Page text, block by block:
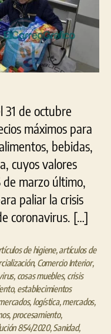
60
días
31 de octubre
máximos para
bebidas,
cuyos valores
marzo último,
paliar la crisis
coronavirus. […]
de higiene,artículos de
, Comercio Interior,
, cosas muebles, crisis
, establecimientos
, logística,mercados,
, procesamiento,
854/2020,Sanidad,